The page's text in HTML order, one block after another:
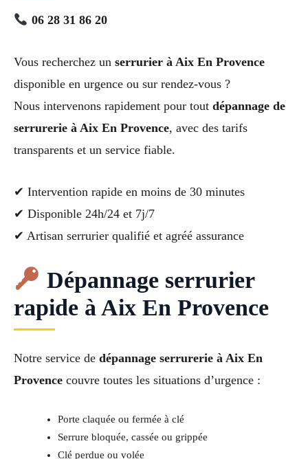
06 28 31 86 20
Vous recherchez un serrurier à Aix En Provence
disponible en urgence ou sur rendez-vous ?
Nous intervenons rapidement pour tout dépannage de
serrurerie à Aix En Provence, avec des tarifs
transparents et un service fiable.
✔ Intervention rapide en moins de 30 minutes
✔ Disponible 24h/24 et 7j/7
✔ Artisan serrurier qualifié et agréé assurance
Dépannage serrurier
rapide à Aix En Provence
Notre service de dépannage serrurerie à Aix En
Provence couvre toutes les situations d’urgence :
Porte claquée ou fermée à clé
Serrure bloquée, cassée ou grippée
Clé perdue ou volée